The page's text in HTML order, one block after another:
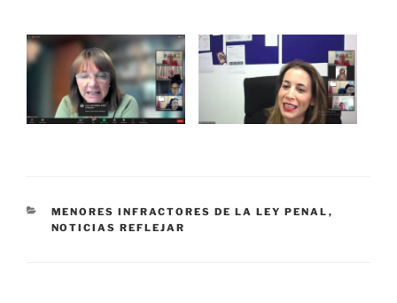
CATEGORÍAS
MENORES INFRACTORES DE LA LEY PENAL ,
NOTICIAS REFLEJAR